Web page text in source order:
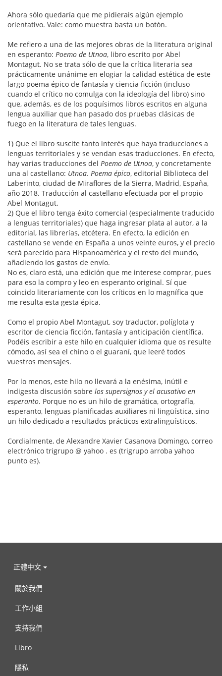
Ahora sólo quedaría que me pidierais algún ejemplo
orientativo. Vale: como muestra basta un botón.
Me refiero a una de las mejores obras de la literatura original
en esperanto: Poemo de Utnoa, libro escrito por Abel
Montagut. No se trata sólo de que la crítica literaria sea
prácticamente unánime en elogiar la calidad estética de este
largo poema épico de fantasía y ciencia ficción (incluso
cuando el crítico no comulga con la ideología del libro) sino
que, además, es de los poquísimos libros escritos en alguna
lengua auxiliar que han pasado dos pruebas clásicas de
fuego en la literatura de tales lenguas.
1) Que el libro suscite tanto interés que haya traducciones a
lenguas territoriales y se vendan esas traducciones. En efecto,
hay varias traducciones del Poemo de Utnoa, y concretamente
una al castellano: Utnoa. Poema épico, editorial Biblioteca del
Laberinto, ciudad de Miraflores de la Sierra, Madrid, España,
año 2018. Traducción al castellano efectuada por el propio
Abel Montagut.
2) Que el libro tenga éxito comercial (especialmente traducido
a lenguas territoriales) que haga ingresar plata al autor, a la
editorial, las librerías, etcétera. En efecto, la edición en
castellano se vende en España a unos veinte euros, y el precio
será parecido para Hispanoamérica y el resto del mundo,
añadiendo los gastos de envío.
No es, claro está, una edición que me interese comprar, pues
para eso la compro y leo en esperanto original. Sí que
coincido literariamente con los críticos en lo magnífica que
me resulta esta gesta épica.
Como el propio Abel Montagut, soy traductor, políglota y
escritor de ciencia ficción, fantasía y anticipación científica.
Podéis escribir a este hilo en cualquier idioma que os resulte
cómodo, así sea el chino o el guaraní, que leeré todos
vuestros mensajes.
Por lo menos, este hilo no llevará a la enésima, inútil e
indigesta discusión sobre los supersignos y el acusativo en
esperanto. Porque no es un hilo de gramática, ortografía,
esperanto, lenguas planificadas auxiliares ni lingüística, sino
un hilo dedicado a resultados prácticos extralingüísticos.
Cordialmente, de Alexandre Xavier Casanova Domingo, correo
electrónico trigrupo @ yahoo . es (trigrupo arroba yahoo
punto es).
正體中文
關於我們
工作小組
支持我們
Libro
隱私